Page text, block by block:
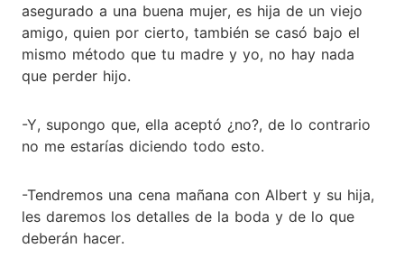
asegurado a una buena mujer, es hija de un viejo
amigo, quien por cierto, también se casó bajo el
mismo método que tu madre y yo, no hay nada
que perder hijo.
-Y, supongo que, ella aceptó ¿no?, de lo contrario
no me estarías diciendo todo esto.
-Tendremos una cena mañana con Albert y su hija,
les daremos los detalles de la boda y de lo que
deberán hacer.